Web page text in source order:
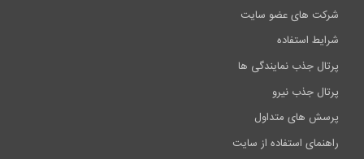
شرکت های عضو سایت
شرایط استفاده
پرتال جذب نمایندگی ها
پرتال جذب نیرو
پرسش های متداول
راهنمای استفاده از سایت